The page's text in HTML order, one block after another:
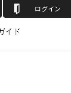
イド
ログイン